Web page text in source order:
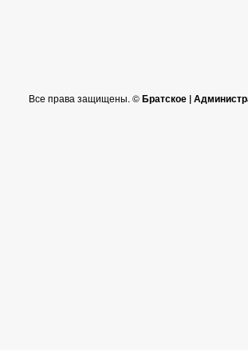
Все права защищены. ©Братское |